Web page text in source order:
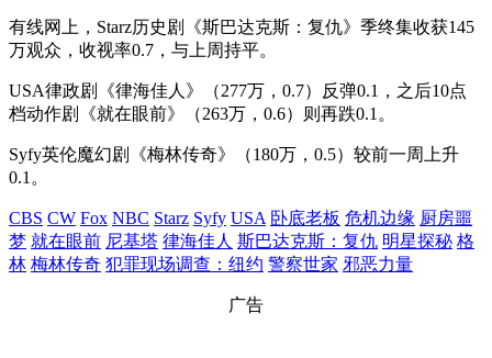
有线网上，Starz历史剧《斯巴达克斯：复仇》季终集收获145
万观众，收视率0.7，与上周持平。
USA律政剧《律海佳人》（277万，0.7）反弹0.1，之后10点
档动作剧《就在眼前》（263万，0.6）则再跌0.1。
Syfy英伦魔幻剧《梅林传奇》（180万，0.5）较前一周上升
0.1。
CBS CW Fox NBC Starz Syfy USA 卧底老板 危机边缘 厨房噩
梦 就在眼前 尼基塔 律海佳人 斯巴达克斯：复仇 明星探秘 格
林 梅林传奇 犯罪现场调查：纽约 警察世家 邪恶力量
广告